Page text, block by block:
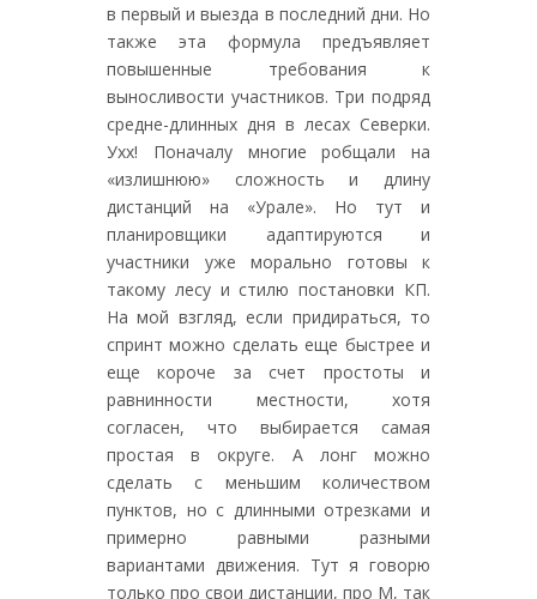
в первый и выезда в последний дни. Но
также эта формула предъявляет
повышенные требования к
выносливости участников. Три подряд
средне-длинных дня в лесах Северки.
Ухх! Поначалу многие робщали на
«излишнюю» сложность и длину
дистанций на «Урале». Но тут и
планировщики адаптируются и
участники уже морально готовы к
такому лесу и стилю постановки КП.
На мой взгляд, если придираться, то
спринт можно сделать еще быстрее и
еще короче за счет простоты и
равнинности местности, хотя
согласен, что выбирается самая
простая в округе. А лонг можно
сделать с меньшим количеством
пунктов, но с длинными отрезками и
примерно равными разными
вариантами движения. Тут я говорю
только про свои дистанции, про М, так